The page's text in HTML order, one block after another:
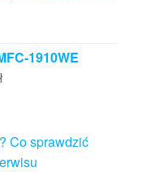
1910WE
Co sprawdzić